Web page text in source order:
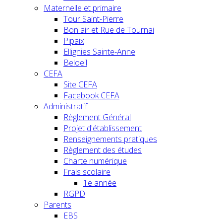
Maternelle et primaire
Tour Saint-Pierre
Bon air et Rue de Tournai
Pipaix
Ellignies Sainte-Anne
Beloeil
CEFA
Site CEFA
Facebook CEFA
Administratif
Règlement Général
Projet d'établissement
Renseignements pratiques
Règlement des études
Charte numérique
Frais scolaire
1e année
RGPD
Parents
EBS